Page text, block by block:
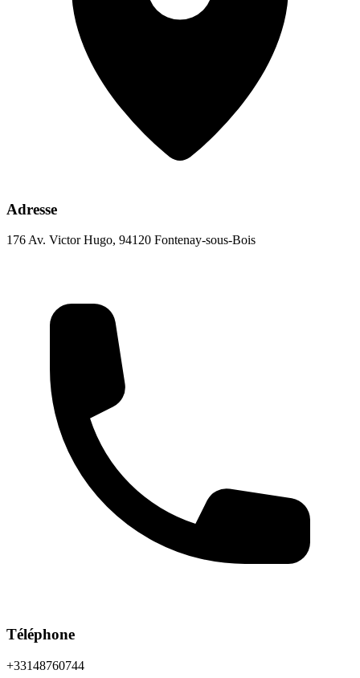
Adresse
176 Av. Victor Hugo, 94120 Fontenay-sous-Bois
Téléphone
+33148760744